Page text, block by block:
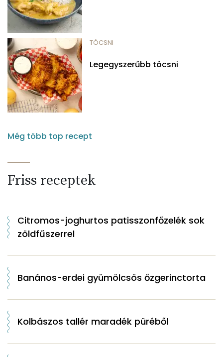
TÓCSNI
Legegyszerűbb tócsni
Még több top recept
Friss receptek
Citromos-joghurtos patisszonfőzelék sok
zöldfűszerrel
Banános-erdei gyümölcsös őzgerinctorta
Kolbászos tallér maradék püréből